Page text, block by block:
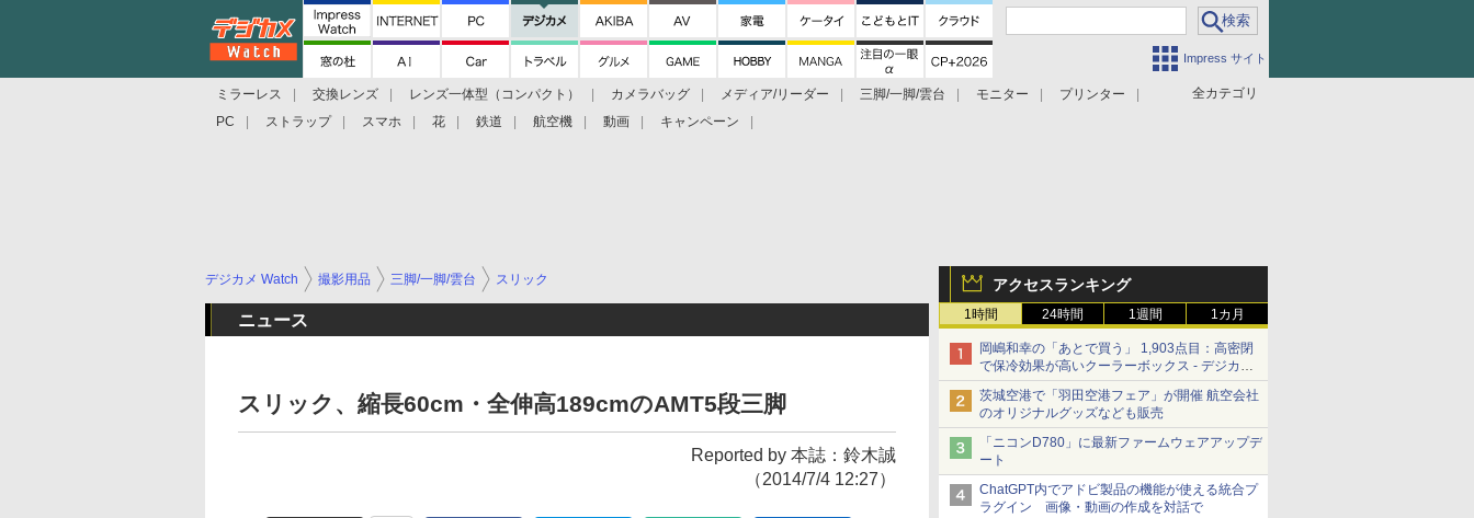
Impress サイト
全カテゴリ
ミラーレス 交換レンズ レンズ一体型（コンパクト） カメラバッグ メディア/リーダー 三脚/一脚/雲台 モニター
プリンター
PC
ストラップ スマホ 花 鉄道 航空機 動画 キャンペーン
アクセスランキング
1時間 24時間 1週間 1カ月
岡嶋和幸の「あとで買う」 1,903点目：高密閉
で保冷効果が高いクーラーボックス - デジカメ
Watch
茨城空港で「羽田空港フェア」が開催 航空会社
のオリジナルグッズなども販売
「ニコンD780」に最新ファームウェアアップデ
ート
ChatGPT内でアドビ製品の機能が使える統合プ
ラグイン 画像・動画の作成を対話で
デジカメ Watch 撮影用品 三脚/一脚/雲台 スリック
ニュース
スリック、縮長60cm・全伸高189cmのAMT5段三脚
Reported by 本誌：鈴木誠
（2014/7/4 12:27）